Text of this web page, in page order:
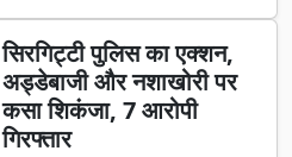
सिरगिट्टी पुलिस का एक्शन,
अड्डेबाजी और नशाखोरी पर
कसा शिकंजा, 7 आरोपी
गिरफ्तार